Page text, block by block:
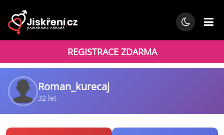
REGISTRACE ZDARMA
Roman_kurecaj
32 let